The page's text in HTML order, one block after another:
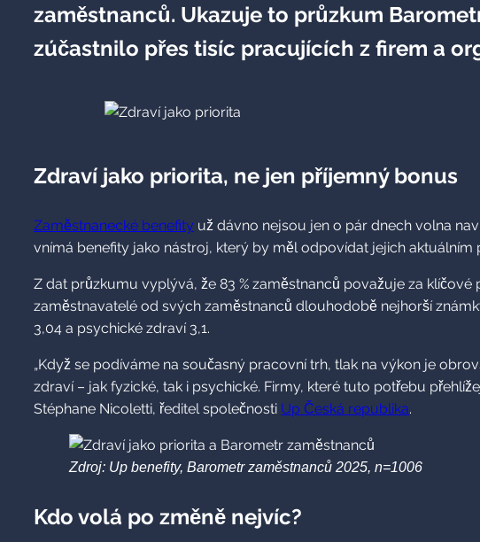
zaměstnanců. Ukazuje to průzkum
zúčastnilo přes tisíc pracujících z firem a
Zdraví jako priorita, ne jen příjemný bonus
Zaměstnanecké benefity už dávno nejsou jen o pár dnech volna
vnímá benefity jako nástroj, který by měl odpovídat jejich aktuálním
Z dat průzkumu vyplývá, že 83 % zaměstnanců považuje za
zaměstnavatelé od svých zaměstnanců dlouhodobě nejhorší
3,04 a psychické zdraví 3,1.
„Když se podíváme na současný pracovní trh, tlak na výkon je
zdraví – jak fyzické, tak i psychické. Firmy, které tuto potřebu
Stéphane Nicoletti, ředitel společnosti Up Česká republika.
Zdroj: Up benefity, Barometr zaměstnanců 2025, n=1006
Kdo volá po změně nejvíc?